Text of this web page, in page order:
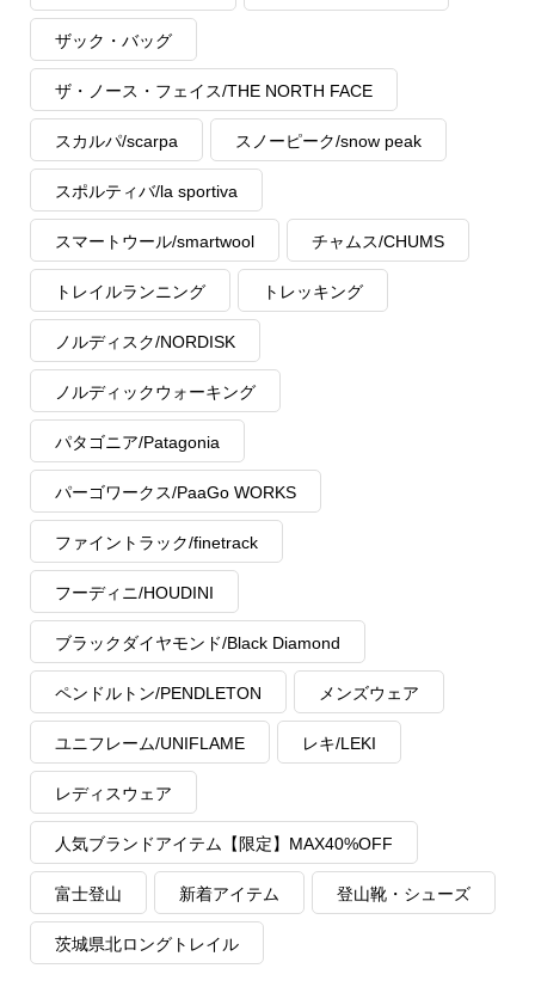
ザック・バッグ
ザ・ノース・フェイス/THE NORTH FACE
スカルパ/scarpa スノーピーク/snow peak
スポルティバ/la sportiva
スマートウール/smartwool チャムス/CHUMS
トレイルランニング トレッキング
ノルディスク/NORDISK
ノルディックウォーキング
パタゴニア/Patagonia
パーゴワークス/PaaGo WORKS
ファイントラック/finetrack
フーディニ/HOUDINI
ブラックダイヤモンド/Black Diamond
ペンドルトン/PENDLETON メンズウェア
ユニフレーム/UNIFLAME レキ/LEKI
レディスウェア
人気ブランドアイテム【限定】MAX40%OFF
富士登山 新着アイテム 登山靴・シューズ
茨城県北ロングトレイル